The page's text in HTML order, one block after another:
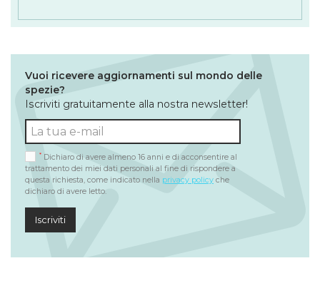
Vuoi ricevere aggiornamenti sul mondo delle
spezie?
Iscriviti gratuitamente alla nostra newsletter!
* Dichiaro di avere almeno 16 anni e di acconsentire al
trattamento dei miei dati personali al fine di rispondere a
questa richiesta, come indicato nella privacy policy che
dichiaro di avere letto.
Iscriviti